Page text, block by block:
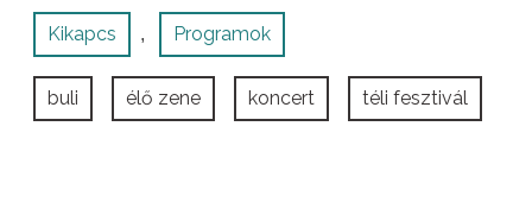
Kikapcs , Programok
buli élő zene koncert téli fesztivál